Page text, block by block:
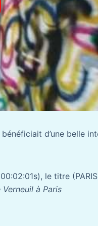
d’une belle
le titre
à Paris